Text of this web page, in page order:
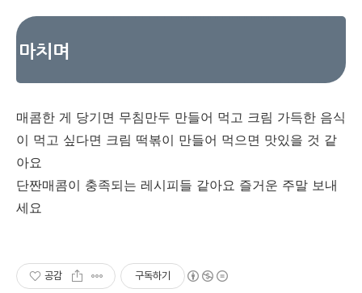
마치며
매콤한 게 당기면 무침만두 만들어 먹고 크림 가득한 음식
이 먹고 싶다면 크림 떡볶이 만들어 먹으면 맛있을 것 같
아요
단짠매콤이 충족되는 레시피들 같아요 즐거운 주말 보내
세요
공감 구독하기